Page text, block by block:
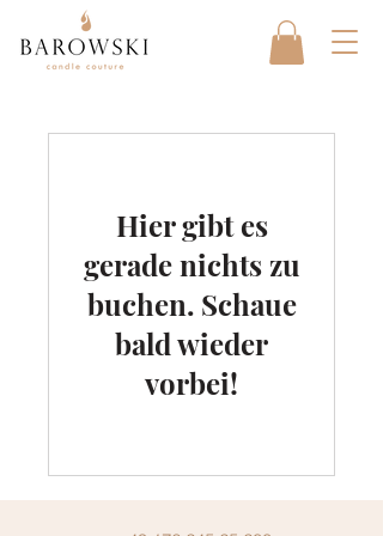
Hier gibt es
gerade nichts zu
buchen. Schaue
bald wieder
vorbei!